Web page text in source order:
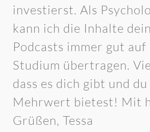
investierst. Als
kann ich die Inhalte
Podcasts immer gut auf
Studium übertragen.
dass es dich gibt und
Mehrwert bietest! Mit
Grüßen, Tessa